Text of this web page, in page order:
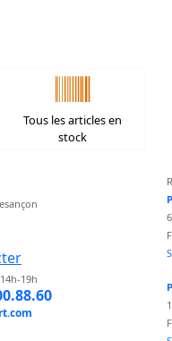
Tous les articles en
stock
19h